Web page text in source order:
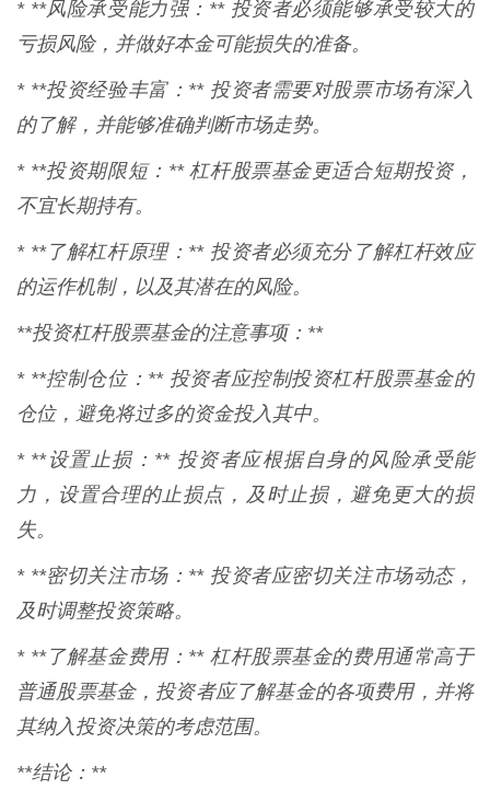
* **风险承受能力强：** 投资者必须能够承受较大的
亏损风险，并做好本金可能损失的准备。
* **投资经验丰富：** 投资者需要对股票市场有深入
的了解，并能够准确判断市场走势。
* **投资期限短：** 杠杆股票基金更适合短期投资，
不宜长期持有。
* **了解杠杆原理：** 投资者必须充分了解杠杆效应
的运作机制，以及其潜在的风险。
**投资杠杆股票基金的注意事项：**
* **控制仓位：** 投资者应控制投资杠杆股票基金的
仓位，避免将过多的资金投入其中。
* **设置止损：** 投资者应根据自身的风险承受能
力，设置合理的止损点，及时止损，避免更大的损
失。
* **密切关注市场：** 投资者应密切关注市场动态，
及时调整投资策略。
* **了解基金费用：** 杠杆股票基金的费用通常高于
普通股票基金，投资者应了解基金的各项费用，并将
其纳入投资决策的考虑范围。
**结论：**